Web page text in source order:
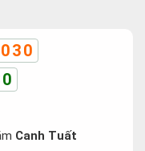
Canh Tuất